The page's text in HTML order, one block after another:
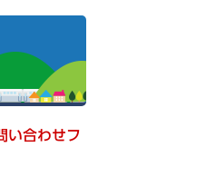
い合わせフ